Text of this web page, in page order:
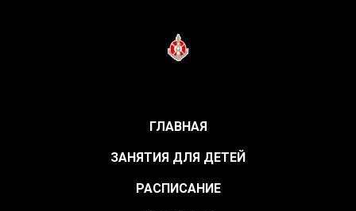
ГЛАВНАЯ
ЗАНЯТИЯ ДЛЯ ДЕТЕЙ
РАСПИСАНИЕ